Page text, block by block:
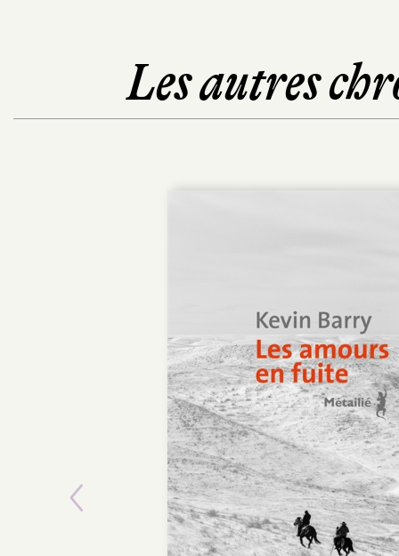
Les autres
POCHE
Previous